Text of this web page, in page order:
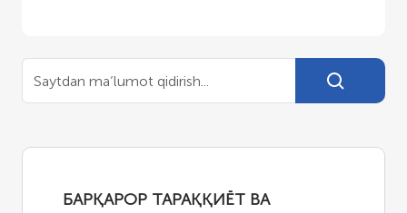
БАРҚАРОР ТАРАҚҚИЁТ ВА